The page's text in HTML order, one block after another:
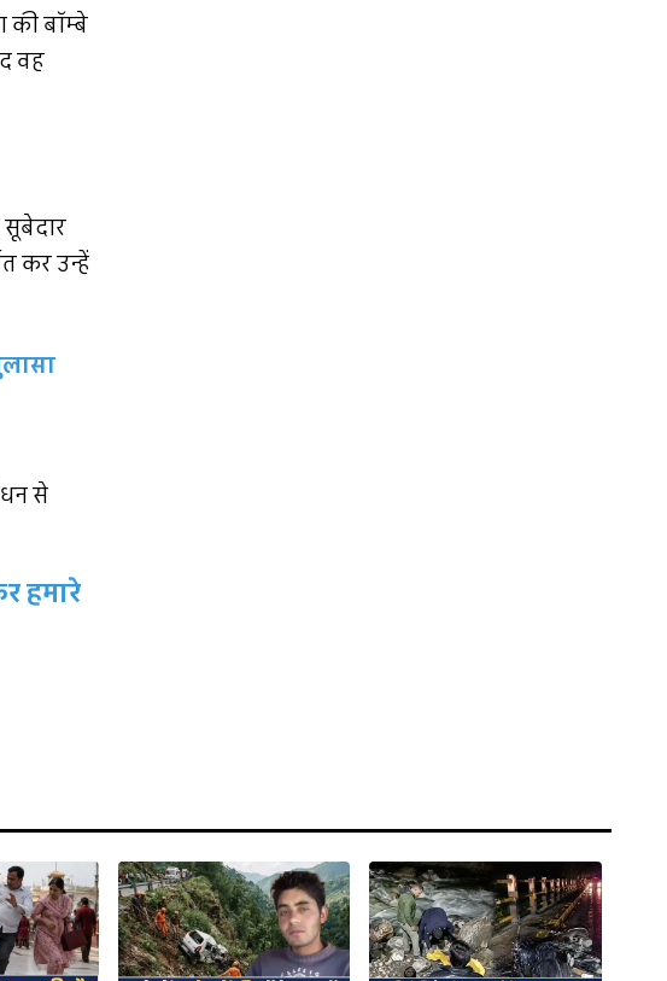
की बॉम्बे
वह
कर उन्हें
से
हमारे